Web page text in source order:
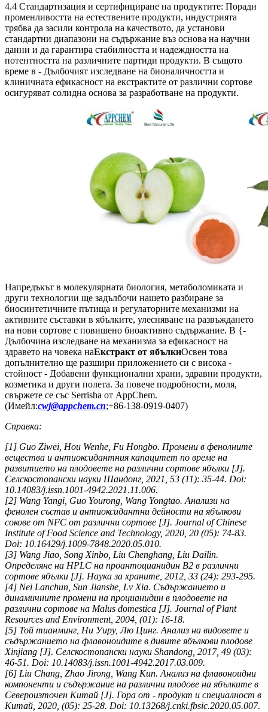
4.4 Стандартизация и сертифициране на продуктите: Поради
променливостта на естествените продукти, индустрията
трябва да засили контрола на качеството, да установи
стандартни диапазони на съдържание въз основа на научни
данни и да гарантира стабилността и надеждността на
потентността на различните партиди продукти. В същото
време в - Дълбочият изследване на бионаличността и
клиничната ефикасност на екстрактите от различни сортове
осигуряват солидна основа за разработване на продукти.
Напредъкът в молекулярната биология, метаболомиката и
други технологии ще задълбочи нашето разбиране за
биосинтетичните пътища и регулаторните механизми на
активните съставки в ябълките, улесняване на развъждането
на нови сортове с повишено биоактивно съдържание. В {-
Дълбочина изследване на механизма за ефикасност на
здравето на човека наЕкстракт от ябълкиОсвен това
допълнително ще разшири приложението си с висока -
стойност - Добавени функционални храни, здравни продукти,
козметика и други полета. За повече подробности, моля,
свържете се със Serrisha от AppChem.
(Имейл:cwj@appchem.cn;+86-138-0919-0407)
Справка:
[1] Guo Ziwei, Hou Wenhe, Fu Hongbo. Промени в фенолните
вещества и антиоксидантния капацитет по време на
развитието на плодовете на различни сортове ябълки [J].
Селскостопански науки Шандонг, 2021, 53 (11): 35-44. Doi:
10.14083/j.issn.1001-4942.2021.11.006.
[2] Wang Yangi, Guo Yourong, Wang Yongtao. Анализи на
фенолен състав и антиоксидантни дейности на ябълкови
сокове от NFC от различни сортове [J]. Journal of Chinese
Institute of Food Science and Technology, 2020, 20 (05): 74-83.
Doi: 10.16429/j.1009-7848.2020.05.010.
[3] Wang Jiao, Song Xinbo, Liu Chenghang, Liu Dailin.
Определяне на HPLC на проантоцианидин В2 в различни
сортове ябълки [J]. Наука за храните, 2012, 33 (24): 293-295.
[4] Nei Lanchun, Sun Jianshe, Lv Xia. Съдържанието и
динамичните промени на процианидин в плодовете на
различни сортове на Malus domestica [J]. Journal of Plant
Resources and Environment, 2004, (01): 16-18.
[5] Той тианминг, Ни Уиру, Лю Цинг. Анализ на видовете и
съдържанието на флавоноидите в дивите ябълкови плодове
Xinjiang [J]. Селскостопански науки Shandong, 2017, 49 (03):
46-51. Doi: 10.14083/j.issn.1001-4942.2017.03.009.
[6] Liu Chang, Zhao Jirong, Wang Kun. Анализ на флавоноидни
компоненти и съдържание на различни плодове на ябълките в
Североизточен Китай [J]. Гора от - продукт и специалност в
Китай, 2020, (05): 25-28. Doi: 10.13268/j.cnki.fbsic.2020.05.007.